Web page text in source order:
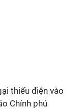
thiếu điện vào
Chính phủ